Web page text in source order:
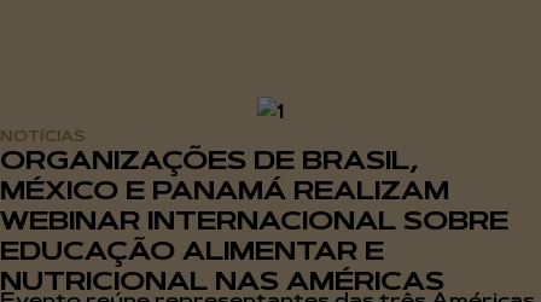
NOTÍCIAS
ORGANIZAÇÕES DE BRASIL,
MÉXICO E PANAMÁ REALIZAM
WEBINAR INTERNACIONAL SOBRE
EDUCAÇÃO ALIMENTAR E
NUTRICIONAL NAS AMÉRICAS